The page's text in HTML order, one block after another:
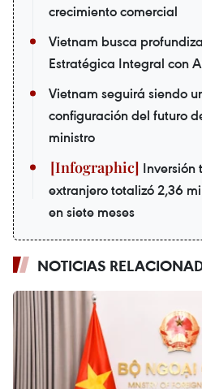
crecimiento comercial
Vietnam busca
Estratégica Integral con
Vietnam seguirá siendo
configuración del futuro
ministro
Inversión
extranjero totalizó 2,36
en siete meses
NOTICIAS